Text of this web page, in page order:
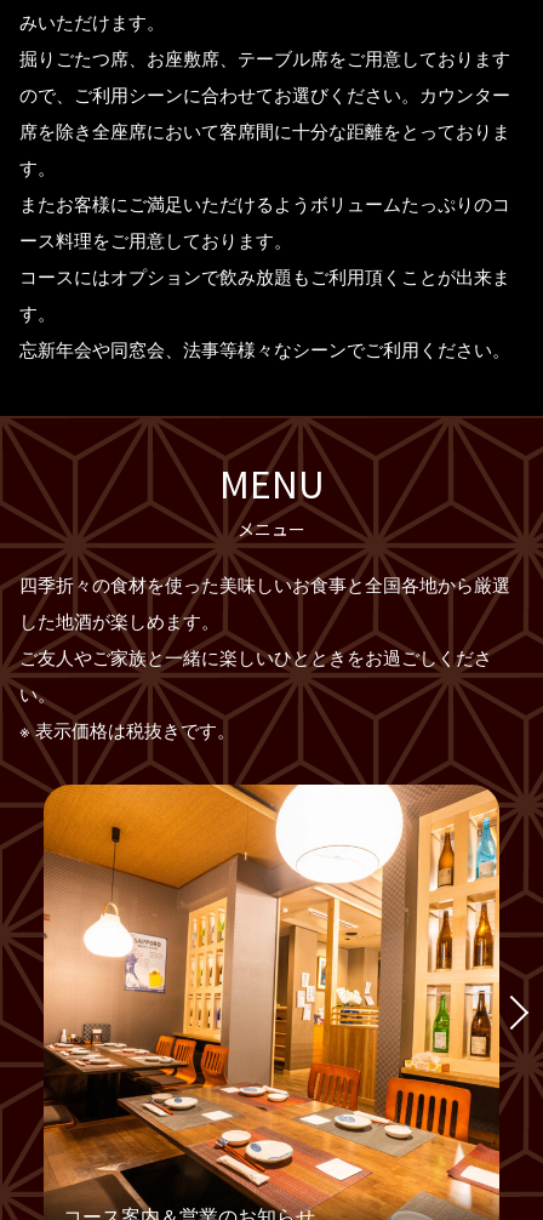
みいただけます。
掘りごたつ席、お座敷席、テーブル席をご用意しております
ので、ご利用シーンに合わせてお選びください。カウンター
席を除き全座席において客席間に十分な距離をとっておりま
す。
またお客様にご満足いただけるようボリュームたっぷりのコ
ース料理をご用意しております。
コースにはオプションで飲み放題もご利用頂くことが出来ま
す。
忘新年会や同窓会、法事等様々なシーンでご利用ください。
MENU
メニュー
四季折々の食材を使った美味しいお食事と全国各地から厳選
した地酒が楽しめます。
ご友人やご家族と一緒に楽しいひとときをお過ごしくださ
い。
※ 表示価格は税抜きです。